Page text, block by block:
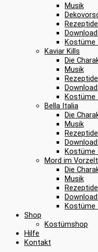
Musik
Kostüme
Kaviar Kills
Die
Musik
Kostüme
Bella Italia
Die
Musik
Kostüme
Mord im Vorzelt
Die
Musik
Kostüme
Shop
Kostümshop
Hilfe
Kontakt